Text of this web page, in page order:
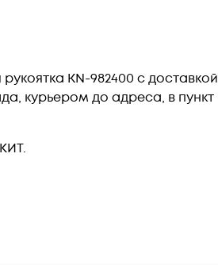
KN-982400 c доставкой
курьером до адреса, в пункт